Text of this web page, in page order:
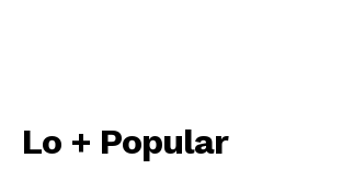
Lo + Popular